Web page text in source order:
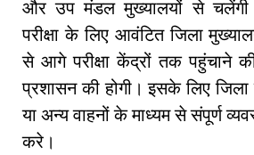
और उप मंडल मुख्यालयों से चलेंगी
परीक्षा के लिए आवंटित जिला
से आगे परीक्षा केंद्रों तक पहुंचाने की
प्रशासन की होगी। इसके लिए
या अन्य वाहनों के माध्यम से संपूर्ण
करे।